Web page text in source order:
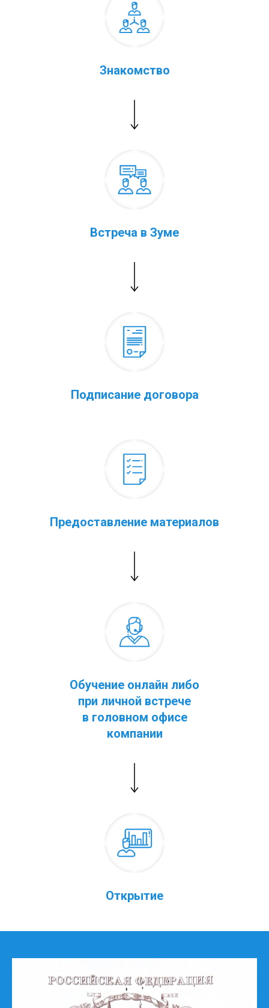
Знакомство
Встреча в Зуме
Подписание договора
Предоставление материалов
Обучение онлайн либо
при личной встрече
в головном офисе
компании
Открытие